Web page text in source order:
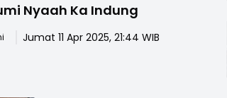
Nyaah Ka Indung
Jumat 11 Apr 2025, 21:44 WIB